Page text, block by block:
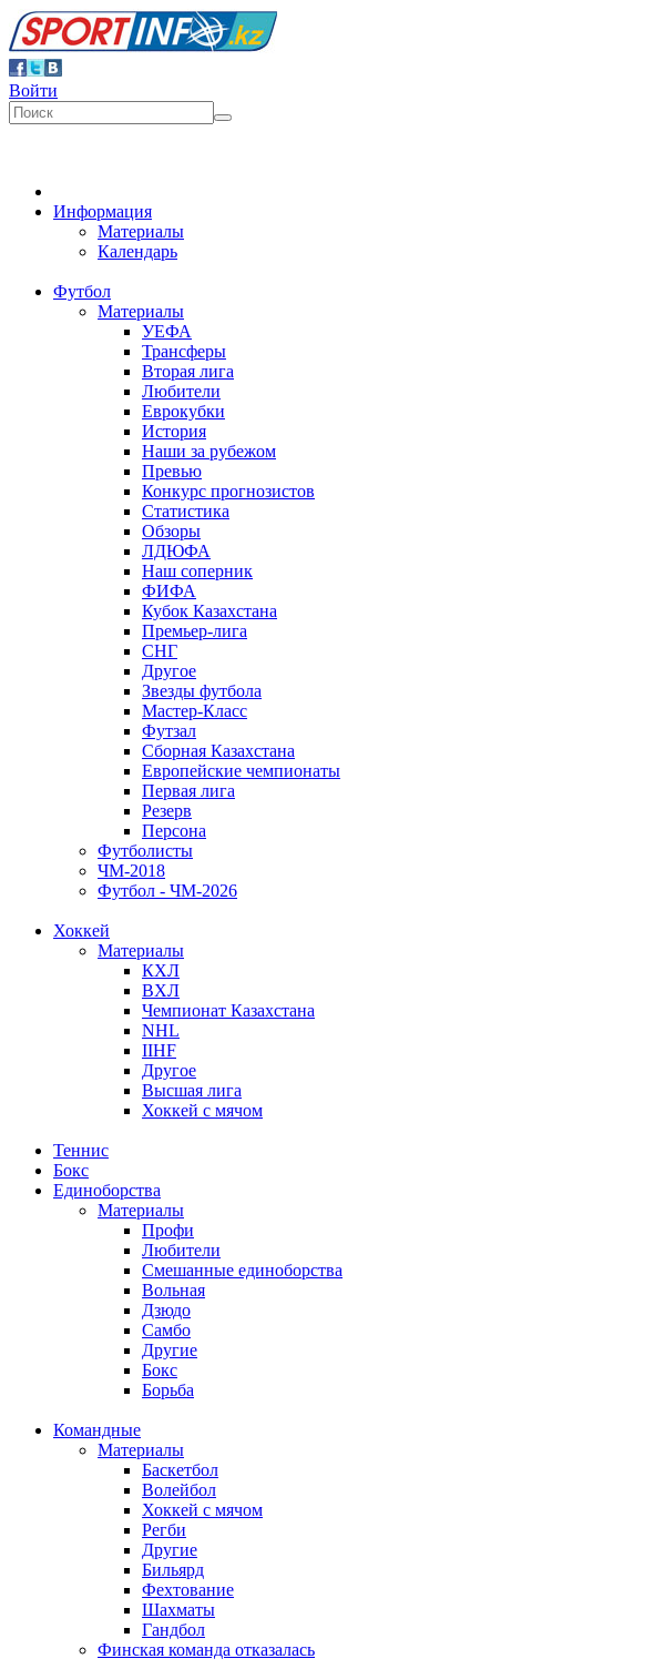
Войти
Информация
Материалы
Календарь
Футбол
Материалы
УЕФА
Трансферы
Вторая лига
Любители
Еврокубки
История
Наши за рубежом
Превью
Конкурс прогнозистов
Статистика
Обзоры
ЛДЮФА
Наш соперник
ФИФА
Кубок Казахстана
Премьер-лига
СНГ
Другое
Звезды футбола
Мастер-Класс
Футзал
Сборная Казахстана
Европейские чемпионаты
Первая лига
Резерв
Персона
Футболисты
ЧМ-2018
Футбол - ЧМ-2026
Хоккей
Материалы
КХЛ
ВХЛ
Чемпионат Казахстана
NHL
IIHF
Другое
Высшая лига
Хоккей с мячом
Теннис
Бокс
Единоборства
Материалы
Профи
Любители
Смешанные единоборства
Вольная
Дзюдо
Самбо
Другие
Бокс
Борьба
Командные
Материалы
Баскетбол
Волейбол
Хоккей с мячом
Регби
Другие
Бильярд
Фехтование
Шахматы
Гандбол
Финская команда отказалась